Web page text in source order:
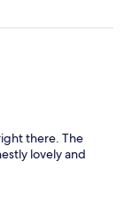
there. The
lovely and